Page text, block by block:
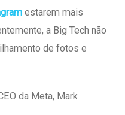
estarem mais
a Big Tech não
de fotos e
da Meta, Mark